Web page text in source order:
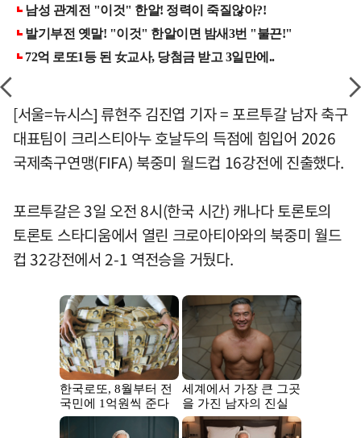
[서울=뉴시스] 류현주 김진엽 기자 = 포르투갈 남자 축구
대표팀이 크리스티아누 호날두의 득점에 힘입어 2026
국제축구연맹(FIFA) 북중미 월드컵 16강전에 진출했다.
포르투갈은 3일 오전 8시(한국 시간) 캐나다 토론토의
토론토 스타디움에서 열린 크로아티아와의 북중미 월드
컵 32강전에서 2-1 역전승을 거뒀다.